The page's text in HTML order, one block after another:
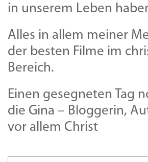
in unserem Leben
Alles in allem meiner
der besten Filme im
Bereich.
Einen gesegneten Tag
die Gina – Bloggerin,
vor allem Christ